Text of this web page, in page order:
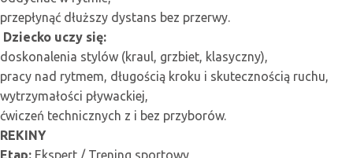
przepłynąć dłuższy dystans bez przerwy.
Dziecko uczy się:
doskonalenia stylów (kraul, grzbiet, klasyczny),
pracy nad rytmem, długością kroku i skutecznością ruchu,
wytrzymałości pływackiej,
ćwiczeń technicznych z i bez przyborów.
REKINY
Etap: Ekspert / Trening sportowy